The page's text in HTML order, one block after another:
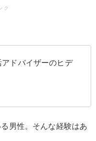
ドバイザーのヒデ
男性。そんな経験はあ